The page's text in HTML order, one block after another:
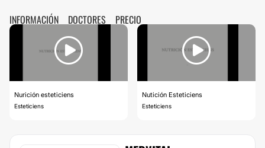
INFORMACIÓN DOCTORES PRECIO
Nurición esteticiens
Esteticiens
Nutición Esteticiens
Esteticiens